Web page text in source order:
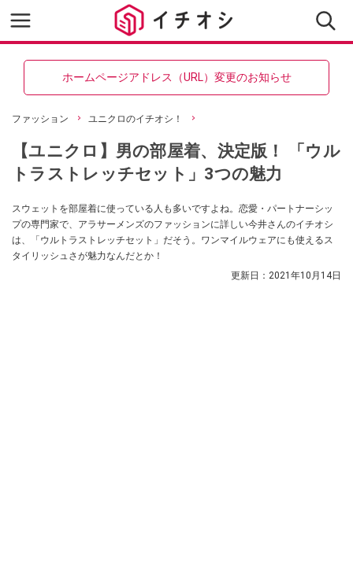
ホームページアドレス（URL）変更のお知らせ
ファッション ユニクロのイチオシ！
【ユニクロ】男の部屋着、決定版！ 「ウル
トラストレッチセット」3つの魅力
スウェットを部屋着に使っている人も多いですよね。恋愛・パートナーシッ
プの専門家で、アラサーメンズのファッションに詳しい今井さんのイチオシ
は、「ウルトラストレッチセット」だそう。ワンマイルウェアにも使えるス
タイリッシュさが魅力なんだとか！
更新日： 2021年10月14日